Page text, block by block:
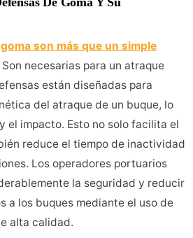
son más que un simple
Son necesarias para un atraque
están diseñadas para
del atraque de un buque, lo
el impacto. Esto no solo facilita el
reduce el tiempo de inactividad
Los operadores portuarios
la seguridad y reducir
a los buques mediante el uso de
alta calidad.